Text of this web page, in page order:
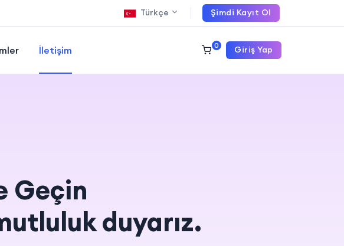
Türkçe Şimdi Kayıt Ol
İletişim 0 Giriş Yap
Geçin
duyarız.